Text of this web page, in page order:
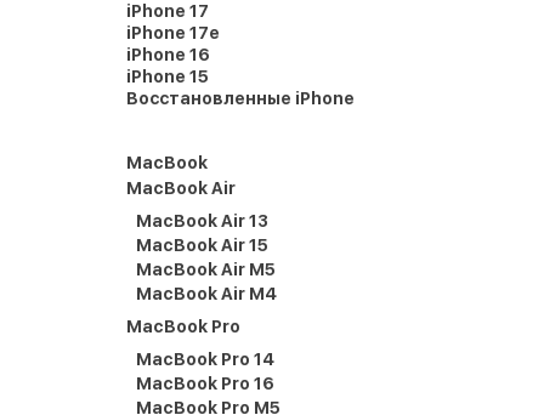
iPhone 17
iPhone 17e
iPhone 16
iPhone 15
Восстановленные iPhone
MacBook
MacBook Air
MacBook Air 13
MacBook Air 15
MacBook Air M5
MacBook Air M4
MacBook Pro
MacBook Pro 14
MacBook Pro 16
MacBook Pro M5